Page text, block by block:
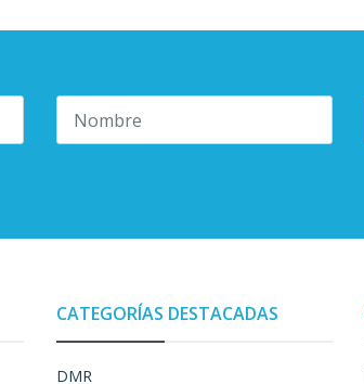
CATEGORÍAS DESTACADAS
DMR